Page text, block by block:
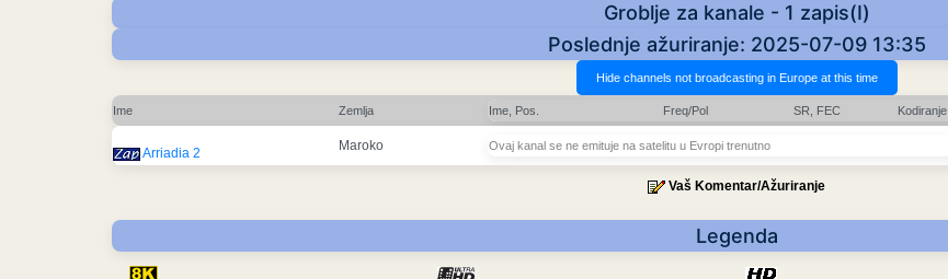
Groblje za kanale - 1 zapis(I)
Poslednje ažuriranje: 2025-07-09 13:35
Ime Zemlja Ime, Pos. Freq/Pol SR, FEC Kodiranje
Arriadia 2 Maroko Ovaj kanal se ne emituje na satelitu u Evropi trenutno
Vaš Komentar/Ažuriranje
Legenda